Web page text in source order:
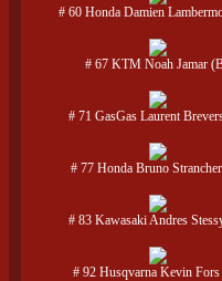
# 60 Honda Damien
# 67 KTM Noah Jamar
# 71 GasGas Laurent
# 77 Honda Bruno
# 83 Kawasaki Andres
# 92 Husqvarna Kevin